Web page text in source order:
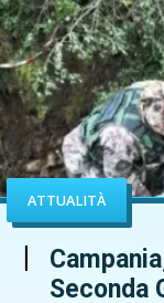
ATTUALITÀ
Seconda